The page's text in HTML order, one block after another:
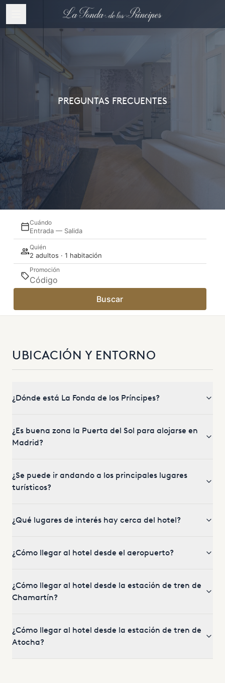
PREGUNTAS FRECUENTES
Cuándo
Entrada — Salida
Quién
2 adultos · 1 habitación
Promoción
Buscar
UBICACIÓN Y ENTORNO
¿Dónde está La Fonda de los Príncipes?
¿Es buena zona la Puerta del Sol para alojarse en
Madrid?
¿Se puede ir andando a los principales lugares
turísticos?
¿Qué lugares de interés hay cerca del hotel?
¿Cómo llegar al hotel desde el aeropuerto?
¿Cómo llegar al hotel desde la estación de tren de
Chamartín?
¿Cómo llegar al hotel desde la estación de tren de
Atocha?